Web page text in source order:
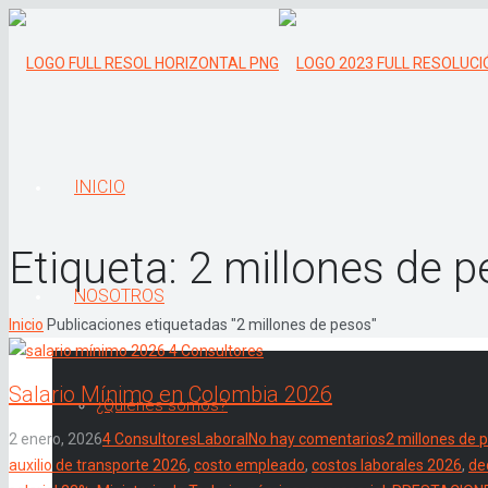
INICIO
NOSOTROS
¿Quiénes somos?
Etiqueta: 2 millones de
Inicio Publicaciones etiquetadas "2 millones de pesos"
Salario Mínimo en Colombia 2026
2 enero, 20264 ConsultoresLaboral No hay comentarios2 millones de
auxilio de transporte 2026, costo empleado, costos laborales 2026,